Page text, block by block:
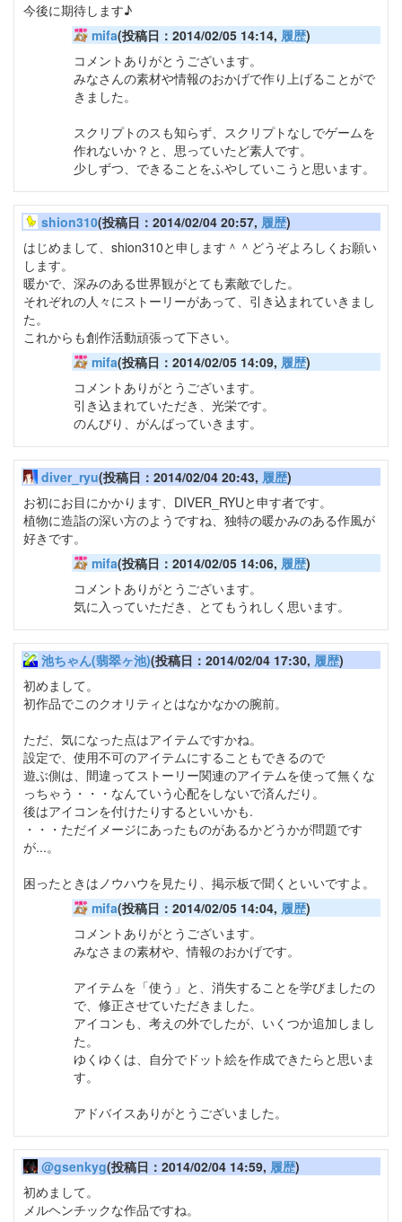
今後に期待します♪
mifa(投稿日：2014/02/05 14:14, 履歴)
コメントありがとうございます。
みなさんの素材や情報のおかげで作り上げることがで
きました。
スクリプトのスも知らず、スクリプトなしでゲームを
作れないか？と、思っていたど素人です。
少しずつ、できることをふやしていこうと思います。
shion310(投稿日：2014/02/04 20:57, 履歴)
はじめまして、shion310と申します＾＾どうぞよろしくお願い
します。
暖かで、深みのある世界観がとても素敵でした。
それぞれの人々にストーリーがあって、引き込まれていきまし
た。
これからも創作活動頑張って下さい。
mifa(投稿日：2014/02/05 14:09, 履歴)
コメントありがとうございます。
引き込まれていただき、光栄です。
のんびり、がんばっていきます。
diver_ryu(投稿日：2014/02/04 20:43, 履歴)
お初にお目にかかります、DIVER_RYUと申す者です。
植物に造詣の深い方のようですね、独特の暖かみのある作風が
好きです。
mifa(投稿日：2014/02/05 14:06, 履歴)
コメントありがとうございます。
気に入っていただき、とてもうれしく思います。
池ちゃん(翡翠ヶ池)(投稿日：2014/02/04 17:30, 履歴)
初めまして。
初作品でこのクオリティとはなかなかの腕前。
ただ、気になった点はアイテムですかね。
設定で、使用不可のアイテムにすることもできるので
遊ぶ側は、間違ってストーリー関連のアイテムを使って無くな
っちゃう・・・なんていう心配をしないで済んだり。
後はアイコンを付けたりするといいかも.
・・・ただイメージにあったものがあるかどうかが問題です
が...。
困ったときはノウハウを見たり、掲示板で聞くといいですよ。
mifa(投稿日：2014/02/05 14:04, 履歴)
コメントありがとうございます。
みなさまの素材や、情報のおかげです。
アイテムを「使う」と、消失することを学びましたの
で、修正させていただきました。
アイコンも、考えの外でしたが、いくつか追加しまし
た。
ゆくゆくは、自分でドット絵を作成できたらと思いま
す。
アドバイスありがとうございました。
@gsenkyg(投稿日：2014/02/04 14:59, 履歴)
初めまして。
メルヘンチックな作品ですね。